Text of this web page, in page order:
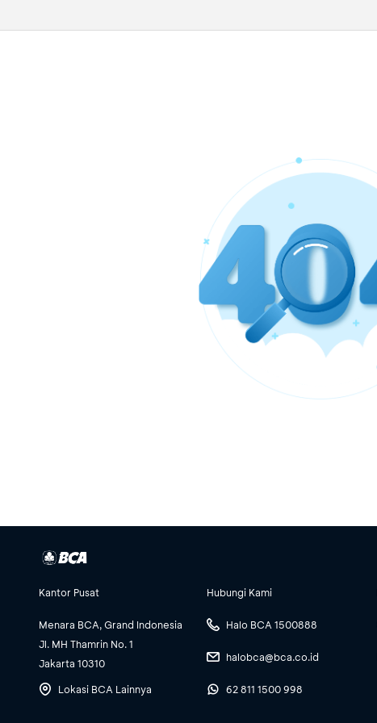
Kantor Pusat
Menara BCA, Grand Indonesia
Jl. MH Thamrin No. 1
Jakarta 10310
Lokasi BCA Lainnya
Hubungi Kami
Halo BCA 1500888
halobca@bca.co.id
62 811 1500 998